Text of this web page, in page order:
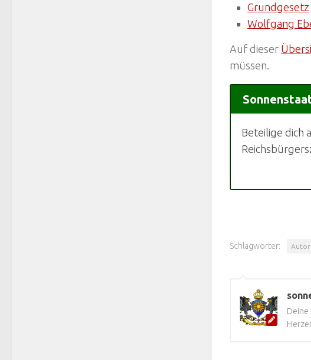
Grundgesetz
Wolfgang
Auf dieser
müssen.
Beteilige dich
Schlagwörter: Autor